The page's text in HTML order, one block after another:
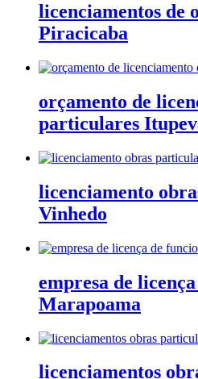
licenciamentos de
Piracicaba
orçamento de
particulares
licenciamento
Vinhedo
empresa de
Marapoama
licenciamentos